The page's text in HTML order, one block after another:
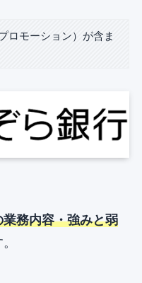
ロモーション）が含ま
務内容・強みと弱